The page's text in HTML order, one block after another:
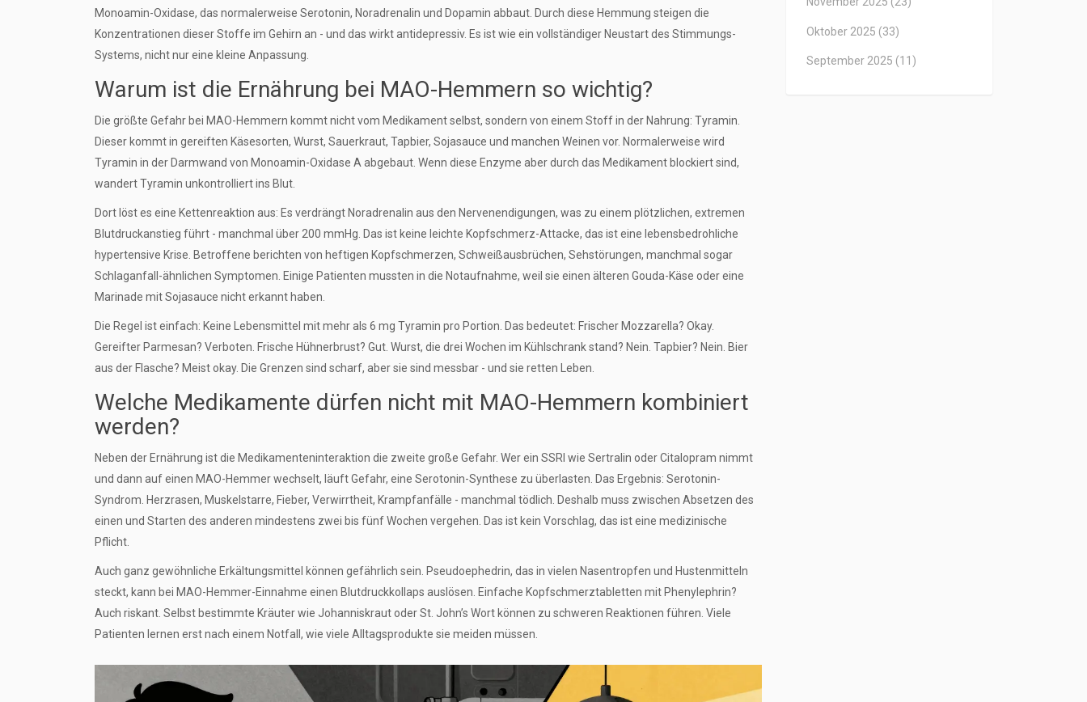
Monoamin-Oxidase, das normalerweise Serotonin, Noradrenalin und Dopamin abbaut. Durch diese Hemmung steigen die
Konzentrationen dieser Stoffe im Gehirn an - und das wirkt antidepressiv. Es ist wie ein vollständiger Neustart des Stimmungs-
Systems, nicht nur eine kleine Anpassung.
Warum ist die Ernährung bei MAO-Hemmern so wichtig?
Die größte Gefahr bei MAO-Hemmern kommt nicht vom Medikament selbst, sondern von einem Stoff in der Nahrung: Tyramin.
Dieser kommt in gereiften Käsesorten, Wurst, Sauerkraut, Tapbier, Sojasauce und manchen Weinen vor. Normalerweise wird
Tyramin in der Darmwand von Monoamin-Oxidase A abgebaut. Wenn diese Enzyme aber durch das Medikament blockiert sind,
wandert Tyramin unkontrolliert ins Blut.
Dort löst es eine Kettenreaktion aus: Es verdrängt Noradrenalin aus den Nervenendigungen, was zu einem plötzlichen, extremen
Blutdruckanstieg führt - manchmal über 200 mmHg. Das ist keine leichte Kopfschmerz-Attacke, das ist eine lebensbedrohliche
hypertensive Krise. Betroffene berichten von heftigen Kopfschmerzen, Schweißausbrüchen, Sehstörungen, manchmal sogar
Schlaganfall-ähnlichen Symptomen. Einige Patienten mussten in die Notaufnahme, weil sie einen älteren Gouda-Käse oder eine
Marinade mit Sojasauce nicht erkannt haben.
Die Regel ist einfach: Keine Lebensmittel mit mehr als 6 mg Tyramin pro Portion. Das bedeutet: Frischer Mozzarella? Okay.
Gereifter Parmesan? Verboten. Frische Hühnerbrust? Gut. Wurst, die drei Wochen im Kühlschrank stand? Nein. Tapbier? Nein. Bier
aus der Flasche? Meist okay. Die Grenzen sind scharf, aber sie sind messbar - und sie retten Leben.
Welche Medikamente dürfen nicht mit MAO-Hemmern kombiniert
werden?
Neben der Ernährung ist die Medikamenteninteraktion die zweite große Gefahr. Wer ein SSRI wie Sertralin oder Citalopram nimmt
und dann auf einen MAO-Hemmer wechselt, läuft Gefahr, eine Serotonin-Synthese zu überlasten. Das Ergebnis: Serotonin-
Syndrom. Herzrasen, Muskelstarre, Fieber, Verwirrtheit, Krampfanfälle - manchmal tödlich. Deshalb muss zwischen Absetzen des
einen und Starten des anderen mindestens zwei bis fünf Wochen vergehen. Das ist kein Vorschlag, das ist eine medizinische
Pflicht.
Auch ganz gewöhnliche Erkältungsmittel können gefährlich sein. Pseudoephedrin, das in vielen Nasentropfen und Hustenmitteln
steckt, kann bei MAO-Hemmer-Einnahme einen Blutdruckkollaps auslösen. Einfache Kopfschmerztabletten mit Phenylephrin?
Auch riskant. Selbst bestimmte Kräuter wie Johanniskraut oder St. John’s Wort können zu schweren Reaktionen führen. Viele
Patienten lernen erst nach einem Notfall, wie viele Alltagsprodukte sie meiden müssen.
Oktober 2025 (33)
September 2025 (11)